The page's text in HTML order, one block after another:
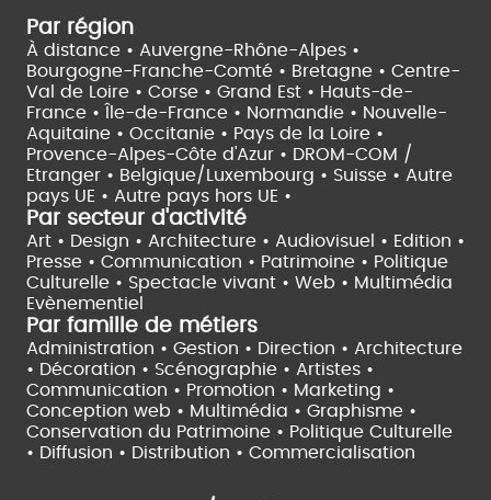
Par région
À distance • Auvergne-Rhône-Alpes •
Bourgogne-Franche-Comté • Bretagne • Centre-
Val de Loire • Corse • Grand Est • Hauts-de-
France •
Île-de-France • Normandie • Nouvelle-
Aquitaine • Occitanie • Pays de la Loire •
Provence-Alpes-Côte d'Azur • DROM-COM /
Etranger • Belgique/Luxembourg • Suisse • Autre
pays UE • Autre pays hors UE •
Par secteur d'activité
Art • Design • Architecture • Audiovisuel • Edition •
Presse • Communication • Patrimoine • Politique
Culturelle • Spectacle vivant • Web • Multimédia
Evènementiel
Par famille de métiers
Administration • Gestion • Direction • Architecture
• Décoration • Scénographie • Artistes •
Communication • Promotion • Marketing •
Conception web • Multimédia • Graphisme •
Conservation du Patrimoine • Politique Culturelle
• Diffusion • Distribution • Commercialisation